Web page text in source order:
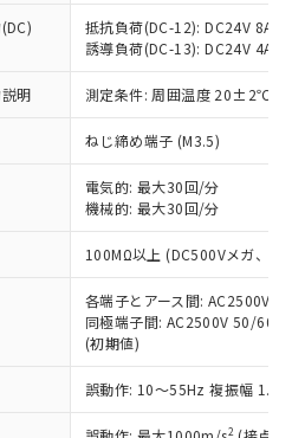
抵抗負荷(DC-12): DC24V 8A/
誘導負荷(DC-13): DC24V 4A/
明 測定条件: 周囲温度 20±2℃、
ねじ締め端子 (M3.5)
電気的: 最大30回/分
機械的: 最大30回/分
100MΩ以上 (DC500Vメガ、点
各端子とアース間: AC2500V
同極端子間: AC2500V 50/
(初期値)
誤動作: 10～55Hz 複振幅
2
庫状況および標準価格
せていただくもので
事業取扱商品の中には、
対象外となる商品もある
ください。
び標準価格照会結果は、
更新日時点での社内デー
成されるものであり、閲
での実際の在庫および標
なる場合があることをご
況および標準価格はお客
、またはお客様担当のオ
器販売店・当社販売員に
機器販売店や当社販売拠
調査中または確認中の
ス料など無形物で、有
ない商品です。
と判明した場合などや
とがあります。
水銀(Hg) 1000ppm以下、 カド
以下、ポリ臭化ビフェニル
ポリ臭化ジフェニルエーテル類
フタル酸ビス(2-エチルヘキシ
1000ppm以下、フタル酸ブチ
以下、フタル酸ジブチル
フタル酸ジイソブチル
監視および制御機器に対する
料含有率が中国RoHSの
とを示します。
料含有率が中国RoHSの
ことを示します。
。当社販売部門へお問
値 (GB/T26572)：
銀) : 1000ppm、 Cd(カドミウ
、 PBBs(ポリ臭化ビフェ
ポリ臭化ジフェニルエーテ
: 1000ppm、 DIBP(フタル酸ジ
BBP(フタル酸ブチルベンジ
チルヘキシル)) : 1000ppm
ら貴社製品のうち、外国
国貿易法に定める商品
物等」という）を輸出
の提供する場合は、日本
許可(または役務取引許
などの必要な手続きを
物を破棄する場合は、完
など、違法に輸出されな
手段を講じます。
品を、核兵器、ミサイ
、生物兵器またはその他
上の在庫あり
は満たないが在庫あり
(最新の在庫状況につ